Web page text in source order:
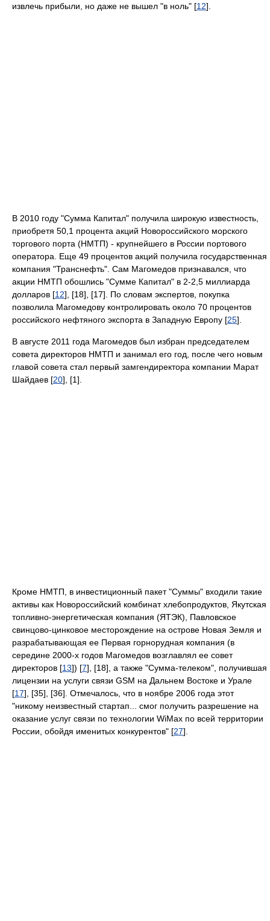
извлечь прибыли, но даже не вышел "в ноль" [12].
В 2010 году "Сумма Капитал" получила широкую известность,
приобретя 50,1 процента акций Новороссийского морского
торгового порта (НМТП) - крупнейшего в России портового
оператора. Еще 49 процентов акций получила государственная
компания "Транснефть". Сам Магомедов признавался, что
акции НМТП обошлись "Сумме Капитал" в 2-2,5 миллиарда
долларов [12], [18], [17]. По словам экспертов, покупка
позволила Магомедову контролировать около 70 процентов
российского нефтяного экспорта в Западную Европу [25].
В августе 2011 года Магомедов был избран председателем
совета директоров НМТП и занимал его год, после чего новым
главой совета стал первый замгендиректора компании Марат
Шайдаев [20], [1].
Кроме НМТП, в инвестиционный пакет "Суммы" входили такие
активы как Новороссийский комбинат хлебопродуктов, Якутская
топливно-энергетическая компания (ЯТЭК), Павловское
свинцово-цинковое месторождение на острове Новая Земля и
разрабатывающая ее Первая горнорудная компания (в
середине 2000-х годов Магомедов возглавлял ее совет
директоров [13]) [7], [18], а также "Сумма-телеком", получившая
лицензии на услуги связи GSM на Дальнем Востоке и Урале
[17], [35], [36]. Отмечалось, что в ноябре 2006 года этот
"никому неизвестный стартап... смог получить разрешение на
оказание услуг связи по технологии WiMax по всей территории
России, обойдя именитых конкурентов" [27].